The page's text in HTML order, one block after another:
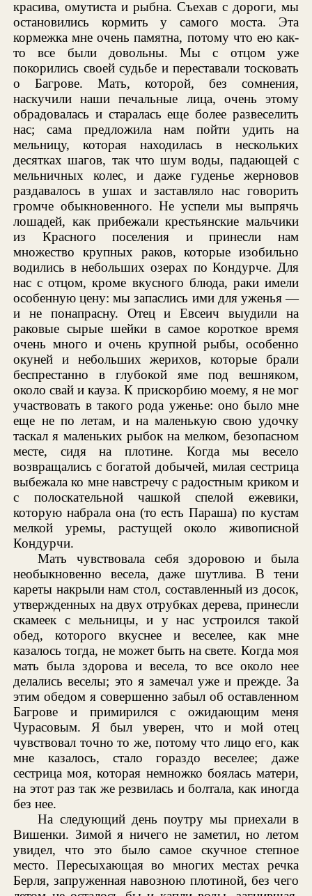
красива, омутиста и рыбна. Съехав с дороги, мы
остановились кормить у самого моста. Эта
кормежка мне очень памятна, потому что ею как-
то все были довольны. Мы с отцом уже
покорились своей судьбе и переставали тосковать
о Багрове. Мать, которой, без сомнения,
наскучили наши печальные лица, очень этому
обрадовалась и старалась еще более развеселить
нас; сама предложила нам пойти удить на
мельницу, которая находилась в нескольких
десятках шагов, так что шум воды, падающей с
мельничных колес, и даже гуденье жерновов
раздавалось в ушах и заставляло нас говорить
громче обыкновенного. Не успели мы выпрячь
лошадей, как прибежали крестьянские мальчики
из Красного поселения и принесли нам
множество крупных раков, которые изобильно
водились в небольших озерах по Кондурче. Для
нас с отцом, кроме вкусного блюда, раки имели
особенную цену: мы запаслись ими для уженья —
и не понапрасну. Отец и Евсеич выудили на
раковые сырые шейки в самое короткое время
очень много и очень крупной рыбы, особенно
окуней и небольших жерихов, которые брали
беспрестанно в глубокой яме под вешняком,
около свай и кауза. К прискорбию моему, я не мог
участвовать в такого рода уженье: оно было мне
еще не по летам, и на маленькую свою удочку
таскал я маленьких рыбок на мелком, безопасном
месте, сидя на плотине. Когда мы весело
возвращались с богатой добычей, милая сестрица
выбежала ко мне навстречу с радостным криком и
с полоскательной чашкой спелой ежевики,
которую набрала она (то есть Параша) по кустам
мелкой уремы, растущей около живописной
Кондурчи.
Мать чувствовала себя здоровою и была
необыкновенно весела, даже шутлива. В тени
кареты накрыли нам стол, составленный из досок,
утвержденных на двух отрубках дерева, принесли
скамеек с мельницы, и у нас устроился такой
обед, которого вкуснее и веселее, как мне
казалось тогда, не может быть на свете. Когда моя
мать была здорова и весела, то все около нее
делались веселы; это я замечал уже и прежде. За
этим обедом я совершенно забыл об оставленном
Багрове и примирился с ожидающим меня
Чурасовым. Я был уверен, что и мой отец
чувствовал точно то же, потому что лицо его, как
мне казалось, стало гораздо веселее; даже
сестрица моя, которая немножко боялась матери,
на этот раз так же резвилась и болтала, как иногда
без нее.
На следующий день поутру мы приехали в
Вишенки. Зимой я ничего не заметил, но летом
увидел, что это было самое скучное степное
место. Пересыхающая во многих местах речка
Берля, запруженная навозною плотиной, без чего